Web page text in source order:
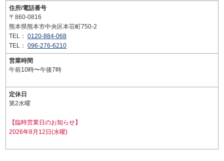
住所/電話番号
〒860-0816
熊本県熊本市中央区本荘町750-2
TEL： 0120-884-068
TEL： 096-276-6210
営業時間
午前10時〜午後7時
定休日
第2水曜
【臨時営業日のお知らせ】
2026年8月12日(水曜)